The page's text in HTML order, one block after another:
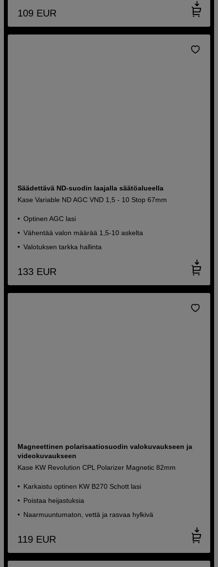
109 EUR
Säädettävä ND-suodin laajalla säätöalueella
Kase Variable ND AGC VND 1,5 - 10 Stop 67mm
Optinen AGC lasi
Vähentää valon määrää 1,5-10 askelta
Valotuksen tarkka hallinta
133 EUR
Magneettinen polarisaatiosuodin valokuvaukseen ja
videokuvaukseen
Kase KW Revolution CPL Polarizer Magnetic 82mm
Karkaistu optinen KW B270 Schott lasi
Poistaa heijastuksia
Naarmuuntumaton, vettä ja rasvaa hylkivä
119 EUR